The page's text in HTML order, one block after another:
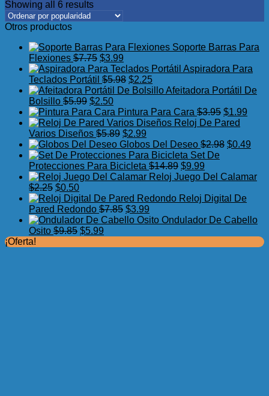
Showing all 6 results
Otros productos
Soporte Barras Para
Flexiones $7.75 El
precio
original
era:
$7.75.
$3.99
precio
actual
es:
Aspiradora Para
Teclados Portátil $5.98 El
precio
era:
$5.98.
$2.25El
precio
es:
$2.25.
Afeitadora Portátil De
Bolsillo $5.99 El
precio
original
era:
$5.99.
$2.50El
precio
actual
es:
$2.50.
Pintura Para Cara $3.95 El
precio
era:
$1.99
es:
Reloj De Pared
Varios Diseños $5.89 El
precio
original
era:
$5.89.
$2.99
precio
actual
es:
$2.99.
Globos Del Deseo $2.98 El
era:
$0.49
es:
Set De
Protecciones Para Bicicleta $14.89 El
precio
era:
$9.99
precio
es:
Reloj Juego Del Calamar
$2.25 El
precio
original
era:
$2.25.
$0.50El
precio
actual
es:
$0.50.
Reloj Digital De
Pared Redondo $7.85 El
precio
$3.99
precioOndulador De Cabello
Osito $9.85 El
$5.99
¡Oferta!